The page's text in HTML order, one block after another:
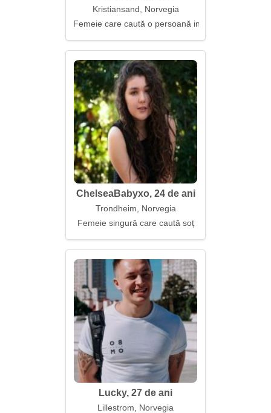
Kristiansand, Norvegia
Femeie care caută o persoană inteligentă și calmă
ChelseaBabyxo, 24 de ani
Trondheim, Norvegia
Femeie singură care caută soț
Lucky, 27 de ani
Lillestrom, Norvegia